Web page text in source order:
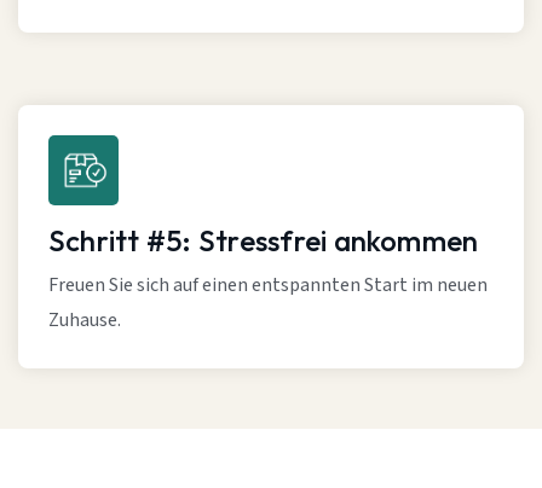
Schritt #5: Stressfrei ankommen
Freuen Sie sich auf einen entspannten Start im neuen
Zuhause.